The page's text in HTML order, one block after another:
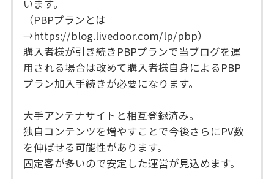
います。
（PBPプランとは
→https://blog.livedoor.com/lp/pbp）
購入者様が引き続きPBPプランで当ブログを運
用される場合は改めて購入者様自身によるPBP
プラン加入手続きが必要になります。
大手アンテナサイトと相互登録済み。
独自コンテンツを増やすことで今後さらにPV数
を伸ばせる可能性があります。
固定客が多いので安定した運営が見込めます。